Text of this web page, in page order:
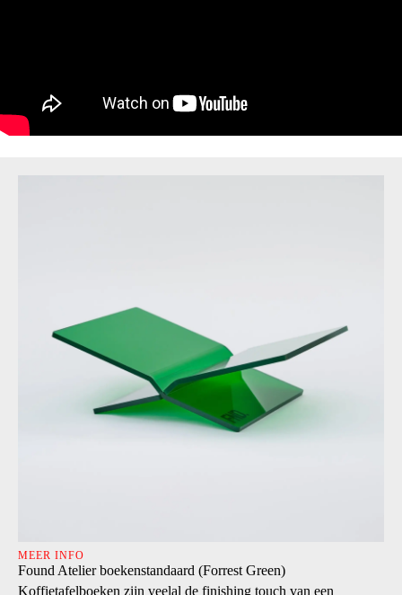
MEER INFO
Found Atelier boekenstandaard (Forrest Green)
Koffietafelboeken zijn veelal de finishing touch van een